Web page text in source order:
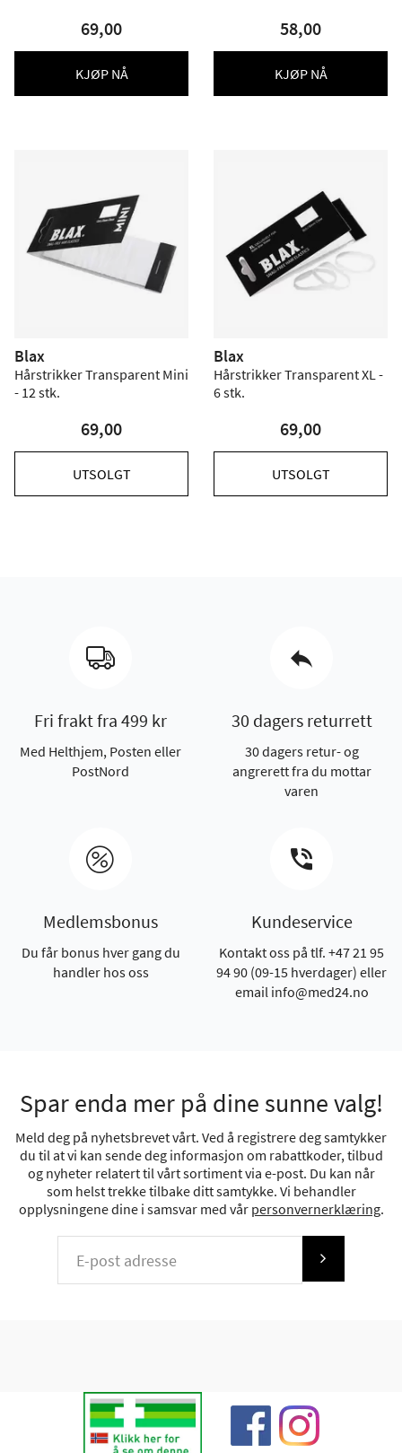
69,00
KJØP NÅ
58,00
KJØP NÅ
Blax
Hårstrikker Transparent Mini
- 12 stk.
69,00
UTSOLGT
Blax
Hårstrikker Transparent XL -
6 stk.
69,00
UTSOLGT
Fri frakt fra 499 kr
Med Helthjem, Posten eller
PostNord
30 dagers returrett
30 dagers retur- og
angrerett fra du mottar
varen
Medlemsbonus
Du får bonus hver gang du
handler hos oss
Kundeservice
Kontakt oss på tlf. +47 21 95
94 90 (09-15 hverdager) eller
email info@med24.no
Spar enda mer på dine sunne valg!
Meld deg på nyhetsbrevet vårt. Ved å registrere deg samtykker
du til at vi kan sende deg informasjon om rabattkoder, tilbud
og nyheter relatert til vårt sortiment via e-post. Du kan når
som helst trekke tilbake ditt samtykke. Vi behandler
opplysningene dine i samsvar med vår personvernerklæring.